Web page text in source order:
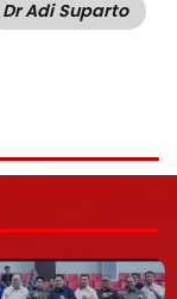
Dr Adi Suparto